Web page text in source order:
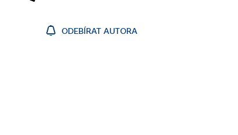
ODEBÍRAT AUTORA